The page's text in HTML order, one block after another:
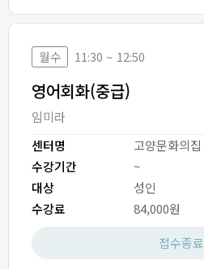
영어회화(중급)
월수 11:30 ~ 12:50
센터명
고양문화의집
수강기간
~
대상
성인
수강료
84,000원
임미라
접수종료